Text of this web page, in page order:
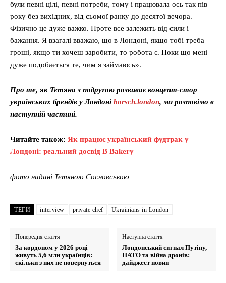
були певні цілі, певні потреби, тому і працювала ось так пів
року без вихідних, від сьомої ранку до десятої вечора.
Фізично це дуже важко. Проте все залежить від сили і
бажання. Я взагалі вважаю, що в Лондоні, якщо тобі треба
гроші, якщо ти хочеш заробити, то робота є. Поки що мені
дуже подобається те, чим я займаюсь».
Про те, як Тетяна з подругою розвиває концепт-стор
українських брендів у Лондоні borsch.london, ми розповімо в
наступній частині.
Читайте також: Як працює український фудтрак у
Лондоні: реальний досвід B Bakery
фото надані Тетяною Сосновською
ТЕГИ interview private chef Ukrainians in London
Попередня стаття
За кордоном у 2026 році
живуть 5,6 млн українців:
скільки з них не повернуться
Наступна стаття
Лондонський сигнал Путіну,
НАТО та війна дронів:
дайджест новин